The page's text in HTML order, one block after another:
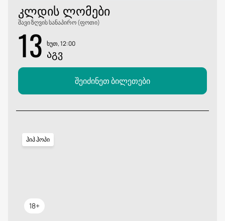
ᲙᲚᲓᲘᲡ ᲚᲝᲛᲔᲑᲘ
შავი ზღვის სანაპირო (ფოთი)
13 ხუთ, 12:00
ᲐᲒᲕ
შეიძინეთ ბილეთები
18+
ჰიპ ჰოპი